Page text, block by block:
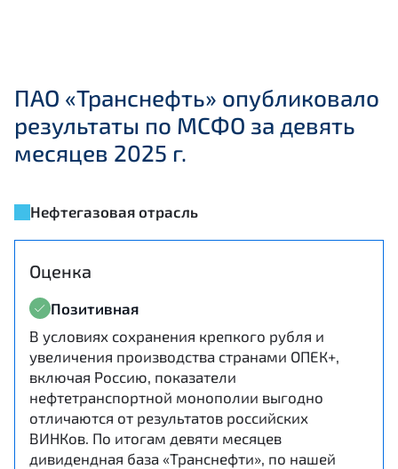
ПАО «Транснефть» опубликовало
результаты по МСФО за девять
месяцев 2025 г.
Нефтегазовая отрасль
Оценка
Позитивная
В условиях сохранения крепкого рубля и
увеличения производства странами ОПЕК+,
включая Россию, показатели
нефтетранспортной монополии выгодно
отличаются от результатов российских
ВИНКов. По итогам девяти месяцев
дивидендная база «Транснефти», по нашей